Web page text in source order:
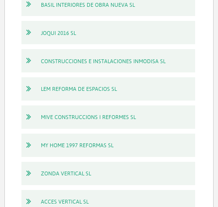
BASIL INTERIORES DE OBRA NUEVA SL
JOQUI 2016 SL
CONSTRUCCIONES E INSTALACIONES INMODISA SL
LEM REFORMA DE ESPACIOS SL
MIVE CONSTRUCCIONS I REFORMES SL
MY HOME 1997 REFORMAS SL
ZONDA VERTICAL SL
ACCES VERTICAL SL